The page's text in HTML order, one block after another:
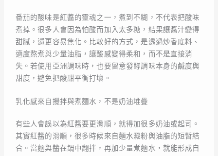
番茄的酸味是紅醬的靈魂之一，煮到不糊，不代表把酸味
煮掉。很多人會因為怕酸而加入太多糖，結果讓醬汁變得
甜膩，還更容易焦化。比較好的方式，是透過炒香底料、
適度熬煮與少量油脂，讓酸感變得柔和，而不是直接消
失。若使用亞洲調味時，也要留意發酵調味本身的鹹度與
甜度，避免把酸甜平衡打壞。
乳化感來自攪拌與煮麵水，不是奶油堆疊
有些人會誤以為紅醬要更滑順，就得加很多奶油或起司。
其實紅醬的滑順，很多時候來自麵水澱粉與油脂的短暫結
合。當麵與醬在鍋中翻拌，再加少量煮麵水，就能形成自